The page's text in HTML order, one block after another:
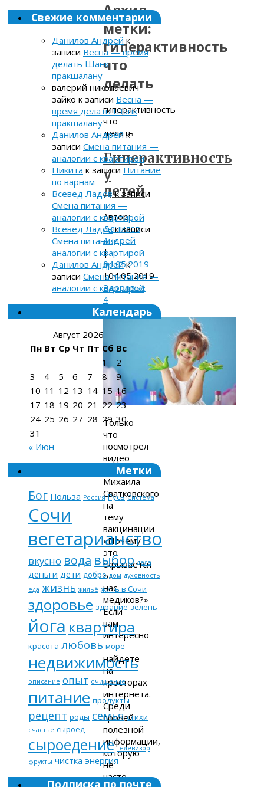
Архив
метки:
гиперактивность
что
делать
гиперактивность
что
делать
Гиперактивность
у
детей
Автор:
Данилов
Андрей
|
04.05.2019
|04.05.2019
Здоровье
4
комментария
Только
что
посмотрел
видео
доктора
Михаила
Сватковского
на
тему
вакцинации
«Почему
это
скрывается
от
нас,
медиков?»
Если
вам
интересно
–
найдете
на
просторах
интернета.
Среди
прочей
полезной
информации,
которую
не
часто
Свежие комментарии
Данилов Андрей к
записи Весна — время
делать Шанк
пракшалану
валерий николаевич
зайко к записи Весна —
время делать Шанк
пракшалану
Данилов Андрейк
записи Смена питания —
аналогии с квартирой
Никита к записи Питание
по варнам
Всевед Ладовк записи
Смена питания —
аналогии с квартирой
Всевед Ладовк записи
Смена питания —
аналогии с квартирой
Данилов Андрейк
записи Смена питания —
аналогии с квартирой
Календарь
Август 2026
Пн Вт Ср Чт Пт Сб Вс
1
2
3
4 5 6 7 8
9
10 11 12 13 14 15 16
17 18 19 20 21 22 23
24 25 26 27 28 29 30
31
« Июн
Метки
Бог Польза Россия Русь Система
Сочи
вегетарианство
вкусно вода выбор дела
деньги дети добро дом духовность
еда жизнь жильё жить в Сочи
здоровье здравие зелень
йога квартира
красота любовь море
недвижимость
описание опыт очищение
питание продукты
рецепт роды семья стихи
счастье сыроед
сыроедение телевизор
фрукты чистка энергия
Подписка по почте